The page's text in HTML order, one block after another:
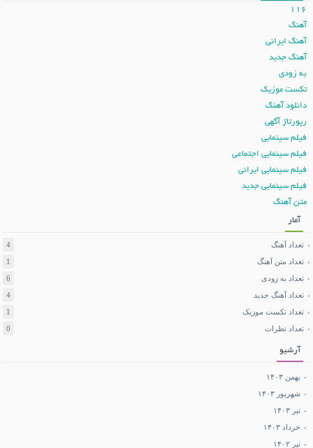
116
آهنگ
آهنگ ایرانی
آهنگ جدید
به زودی
تکست موزیک
دانلود آهنگ
رپورتاژ آگهی
فیلم سینمایی
فیلم سینمایی اجتماعی
فیلم سینمایی ایرانی
فیلم سینمایی جدید
متن آهنگ
آمار
تعداد آهنگ
4
تعداد متن آهنگ
1
تعداد به زودی
6
تعداد آهنگ جدید
4
تعداد تکست موزیک
1
تعداد نظرات
0
آرشیو
بهمن ۱۴۰۳
شهریور ۱۴۰۳
تیر ۱۴۰۳
خرداد ۱۴۰۳
تیر ۱۴۰۲